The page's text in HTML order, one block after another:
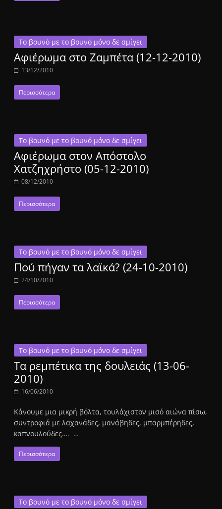
Το βουνό με το βουνό μόνο δε σμίγει
Αφιέρωμα στο Ζαμπέτα (12-12-2010)
13/12/2010
Περισσότερα
Το βουνό με το βουνό μόνο δε σμίγει
Αφιέρωμα στον Απόστολο
Χατζηχρήστο (05-12-2010)
08/12/2010
Περισσότερα
Το βουνό με το βουνό μόνο δε σμίγει
Πού πήγαν τα λαϊκά? (24-10-2010)
24/10/2010
Περισσότερα
Το βουνό με το βουνό μόνο δε σμίγει
Τα ρεμπέτικα της δουλειάς (13-06-
2010)
16/06/2010
Κάνουμε μια μικρή βόλτα, τουλάχιστον μισό αιώνα πίσω,
συντροφιά με λαχανάδες, μανάβηδες, μπαρμπέρηδες,
καπνουλούδες…. …
Περισσότερα
Το βουνό με το βουνό μόνο δε σμίγει